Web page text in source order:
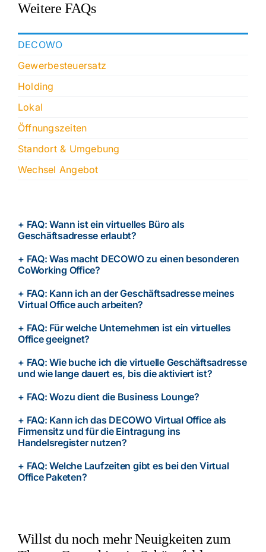
Weitere FAQs
DECOWO
Gewerbesteuersatz
Holding
Lokal
Öffnungszeiten
Standort & Umgebung
Wechsel Angebot
+ FAQ: Wann ist ein virtuelles Büro als
Geschäftsadresse erlaubt?
+ FAQ: Was macht DECOWO zu einen besonderen
CoWorking Office?
+ FAQ: Kann ich an der Geschäftsadresse meines
Virtual Office auch arbeiten?
+ FAQ: Für welche Unternehmen ist ein virtuelles
Office geeignet?
+ FAQ: Wie buche ich die virtuelle Geschäftsadresse
und wie lange dauert es, bis die aktiviert ist?
+ FAQ: Wozu dient die Business Lounge?
+ FAQ: Kann ich das DECOWO Virtual Office als
Firmensitz und für die Eintragung ins
Handelsregister nutzen?
+ FAQ: Welche Laufzeiten gibt es bei den Virtual
Office Paketen?
Willst du noch mehr Neuigkeiten zum